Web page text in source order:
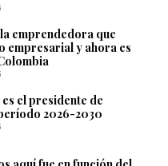
emprendedora que
empresarial y ahora es
el presidente de
2026-2030